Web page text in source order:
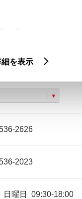
を表示
吉町２丁目６−２４ 【
2626
2023
日曜日
09:30-18:00